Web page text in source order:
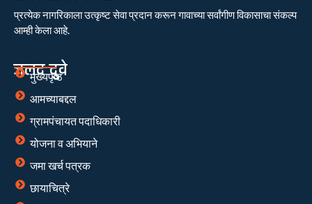
प्रत्येक नागरिकाला उत्कृष्ट सेवा प्रदान करून गावाच्या सर्वांगीण विकासाचा संकल्प
आम्ही केला आहे.
जलद दुवे
मुख्यपृष्ठ
आमच्याबद्दल
ग्रामपंचायत पदाधिकारी
योजना व अभियाने
जमा खर्च पत्रक
छायाचित्रे